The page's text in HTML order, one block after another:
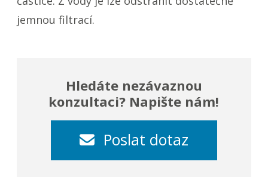
jemnou filtrací.
Hledáte nezávaznou
konzultaci? Napište nám!
Poslat dotaz